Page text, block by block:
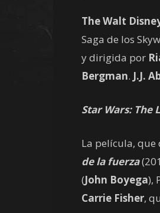
The Walt
Saga de los
y dirigida por
Bergman. J.J.
Star Wars: The
La película,
de la fuerza
(John Boyega),
Carrie Fisher,